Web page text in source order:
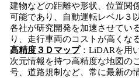
建物などの距離や形状、位置関
可能であり、自動運転レベル３
各社が研究開発を加速させてい
り、走行車両のコストが高くな
高精度３Ｄマップ：LiDARを用
次元情報を持つ高精度な地図の
号、道路規制など、常に最新の